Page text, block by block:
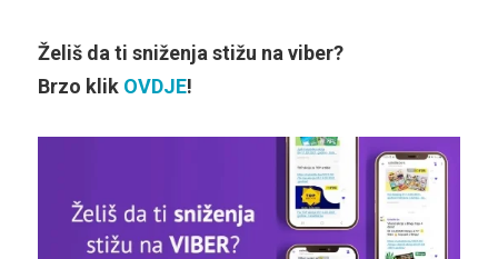
Želiš da ti sniženja stižu na viber?
Brzo klik OVDJE!